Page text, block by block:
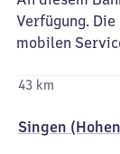
Verfügung.
mobilen
43 km
Singen